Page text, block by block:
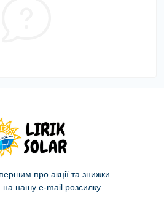
про акції та знижки
на нашу e-mail розсилку